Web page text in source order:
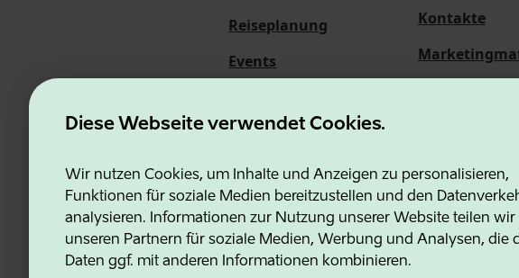
Diese Webseite verwendet Cookies.
Wir nutzen Cookies, um Inhalte und Anzeigen zu personalisieren,
Funktionen für soziale Medien bereitzustellen und den
analysieren. Informationen zur Nutzung unserer Website teilen wir
unseren Partnern für soziale Medien, Werbung und Analysen, die
Daten ggf. mit anderen Informationen kombinieren.
Reiseplanung
Events
Kontakte
Estonian Business and Innovation AgencyKontakte